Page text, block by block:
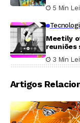
5 Min
Meetily
reuniões
3 Min
Artigos